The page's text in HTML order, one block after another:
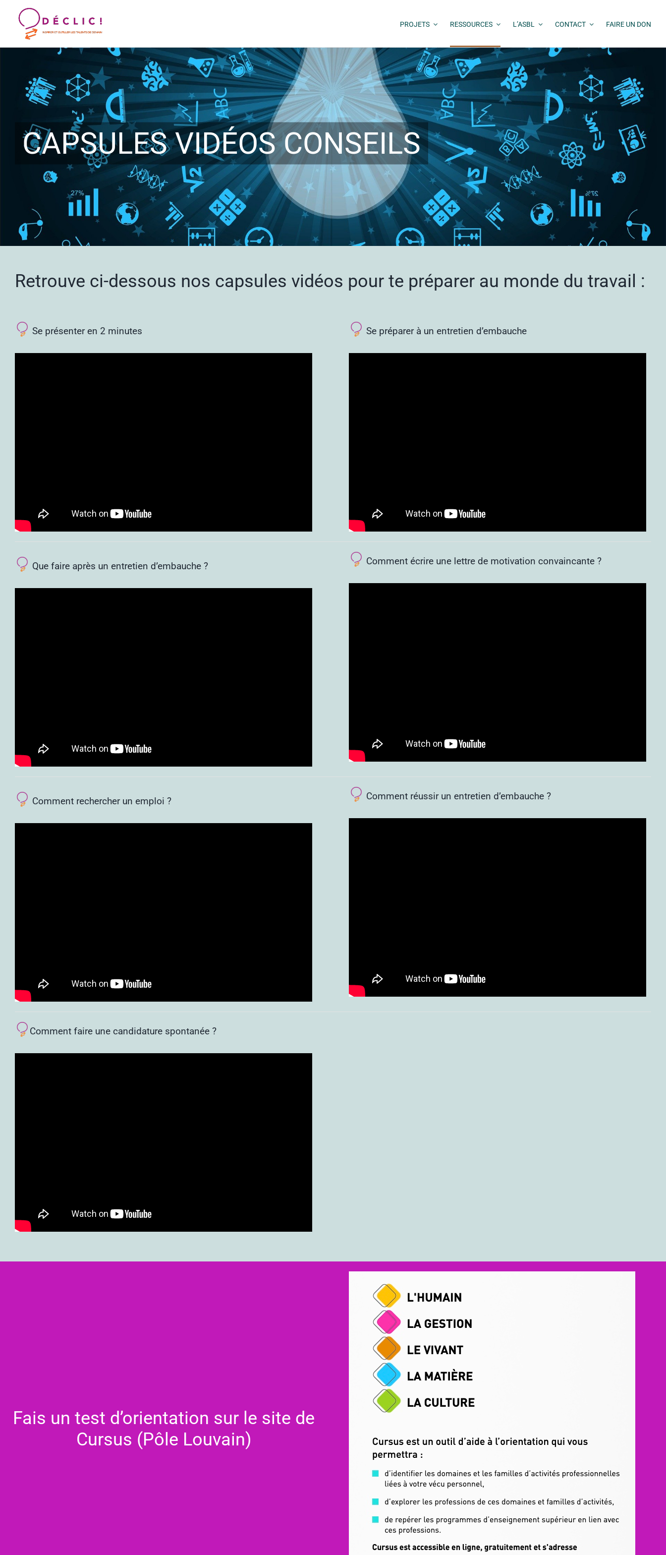
Passer
contenu
PROJETS RESSOURCES L’ASBL CONTACT FAIRE UN DON
CAPSULES VIDÉOS CONSEILS
Retrouve ci-dessous nos capsules vidéos pour te préparer au monde du travail :
Se présenter en 2 minutes Se préparer à un entretien d’embauche
Que faire après un entretien d’embauche ? Comment écrire une lettre de motivation convaincante ?
Comment rechercher un emploi ? Comment réussir un entretien d’embauche ?
Comment faire une candidature spontanée ?
Fais un test d’orientation sur le site de
Cursus (Pôle Louvain)